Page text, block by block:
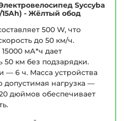
Syccyba
15Ah) - Жёлтый обод
500 W, что
до 50 км/ч.
мА*ч дает
50 км без подзарядки.
— 6 ч. Масса устройства
допустимая нагрузка —
дюймов обеспечивает